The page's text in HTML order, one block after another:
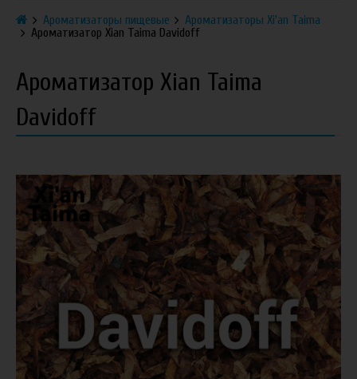
Ароматизаторы пищевые
Ароматизаторы Xi'an Taima
Ароматизатор Xian Taima Davidoff
Ароматизатор Xian Taima
Davidoff